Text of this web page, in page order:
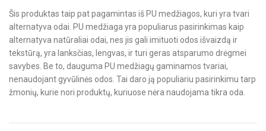
Šis produktas taip pat pagamintas iš PU medžiagos, kuri yra tvari
alternatyva odai. PU medžiaga yra populiarus pasirinkimas kaip
alternatyva natūraliai odai, nes jis gali imituoti odos išvaizdą ir
tekstūrą, yra lanksčias, lengvas, ir turi geras atsparumo drėgmei
savybes. Be to, dauguma PU medžiagų gaminamos tvariai,
nenaudojant gyvūlinės odos. Tai daro ją populiariu pasirinkimu tarp
žmonių, kurie nori produktų, kuriuose nėra naudojama tikra oda.